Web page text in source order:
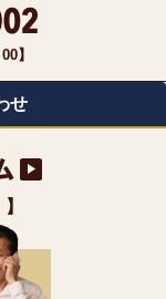
】
せ